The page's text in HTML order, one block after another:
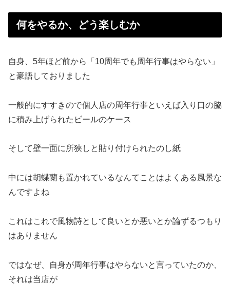
何をやるか、どう楽しむか
自身、5年ほど前から「10周年でも周年行事はやらない」
と豪語しておりました
一般的にすすきので個人店の周年行事といえば入り口の脇
に積み上げられたビールのケース
そして壁一面に所狭しと貼り付けられたのし紙
中には胡蝶蘭も置かれているなんてことはよくある風景な
んですよね
これはこれで風物詩として良いとか悪いとか論ずるつもり
はありません
ではなぜ、自身が周年行事はやらないと言っていたのか、
それは当店が